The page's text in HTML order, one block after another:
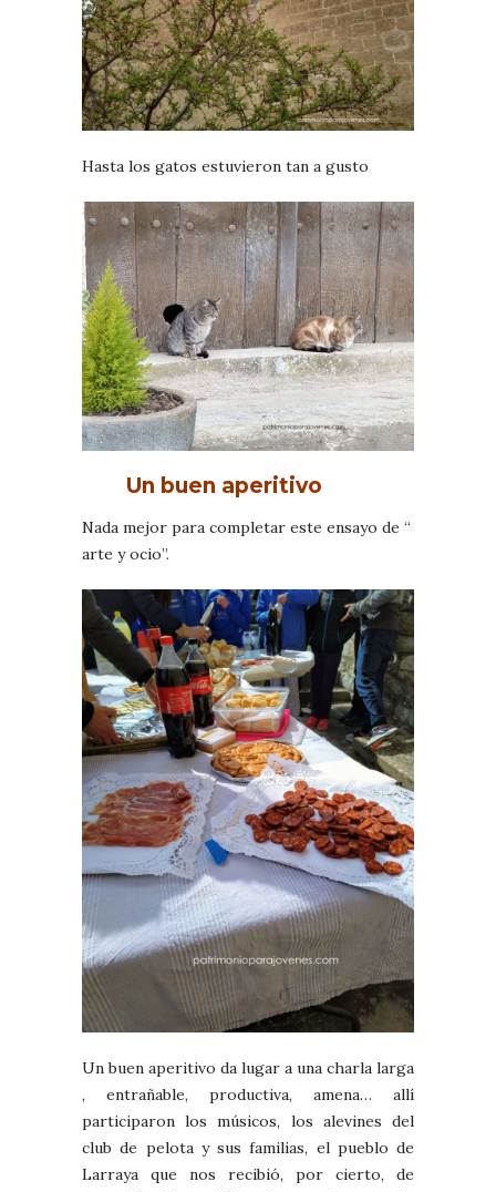
Hasta los gatos estuvieron tan a gusto
Un buen aperitivo
Nada mejor para completar este ensayo de “
arte y ocio”.
Un buen aperitivo da lugar a una charla larga
, entrañable, productiva, amena… allí
participaron los músicos, los alevines del
club de pelota y sus familias, el pueblo de
Larraya que nos recibió, por cierto, de